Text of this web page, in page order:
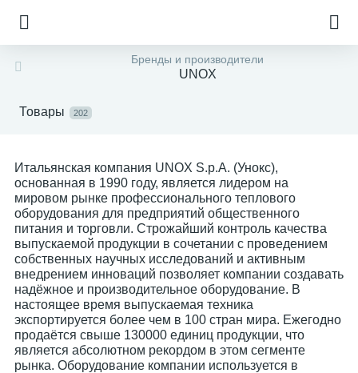
Бренды и производители
UNOX
Товары 202
Итальянская компания UNOX S.p.A. (Унокс),
основанная в 1990 году, является лидером на
мировом рынке профессионального теплового
оборудования для предприятий общественного
питания и торговли. Строжайший контроль качества
выпускаемой продукции в сочетании с проведением
собственных научных исследований и активным
внедрением инноваций позволяет компании создавать
надёжное и производительное оборудование. В
настоящее время выпускаемая техника
экспортируется более чем в 100 стран мира. Ежегодно
продаётся свыше 130000 единиц продукции, что
является абсолютном рекордом в этом сегменте
рынка. Оборудование компании используется в